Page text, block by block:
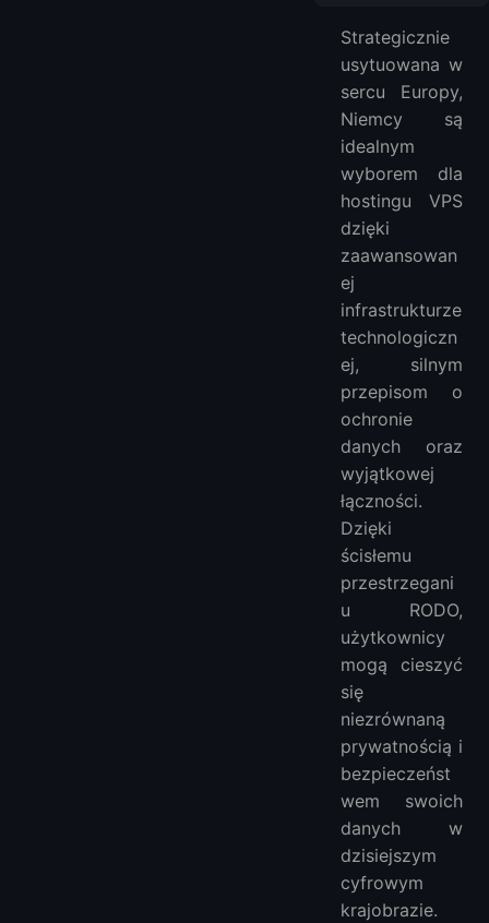
1. LightNode
2. VPSServer
3. Cloudzy
4. PQ Hosting
5. MonoVM
FAQ
Więcej VPS
VPS w Azji:
VPS w Europie:
VPS w Afryce:
Strategicznie
usytuowana w
sercu Europy,
Niemcy są
idealnym
wyborem dla
hostingu VPS
dzięki
zaawansowan
ej
infrastrukturze
technologiczn
ej, silnym
przepisom o
ochronie
danych oraz
wyjątkowej
łączności.
Dzięki
ścisłemu
przestrzegani
u RODO,
użytkownicy
mogą cieszyć
się
niezrównaną
prywatnością i
bezpieczeńst
wem swoich
danych w
dzisiejszym
cyfrowym
krajobrazie.